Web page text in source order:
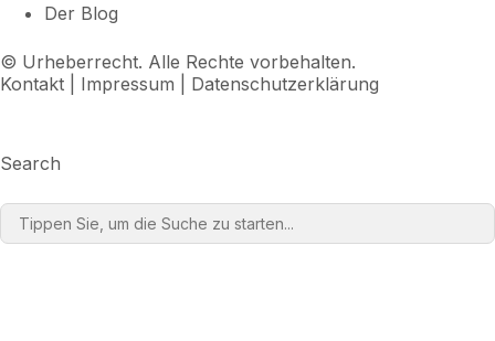
Der Blog
© Urheberrecht. Alle Rechte vorbehalten.
Kontakt
Impressum Datenschutzerklärung
Search